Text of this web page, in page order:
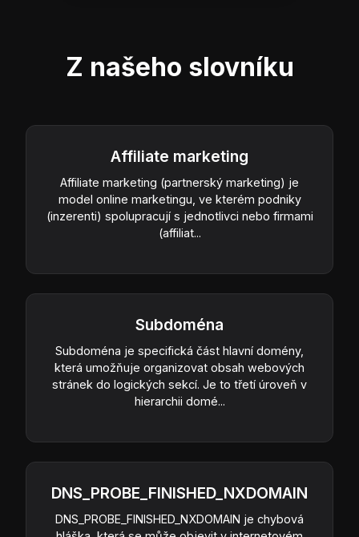
Z našeho slovníku
Affiliate marketing
Affiliate marketing (partnerský marketing) je
model online marketingu, ve kterém podniky
(inzerenti) spolupracují s jednotlivci nebo firmami
(affiliat...
Subdoména
Subdoména je specifická část hlavní domény,
která umožňuje organizovat obsah webových
stránek do logických sekcí. Je to třetí úroveň v
hierarchii domé...
DNS_PROBE_FINISHED_NXDOMAIN
DNS_PROBE_FINISHED_NXDOMAIN je chybová